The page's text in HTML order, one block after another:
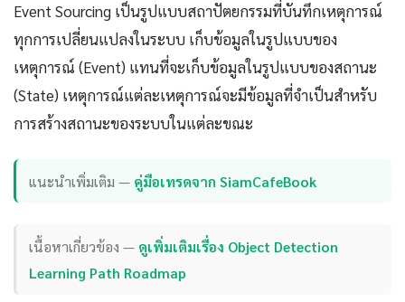
Event Sourcing เป็นรูปแบบสถาปัตยกรรมที่บันทึกเหตุการณ์
ทุกการเปลี่ยนแปลงในระบบ เก็บข้อมูลในรูปแบบของ
เหตุการณ์ (Event) แทนที่จะเก็บข้อมูลในรูปแบบของสถานะ
(State) เหตุการณ์แต่ละเหตุการณ์จะมีข้อมูลที่จำเป็นสำหรับ
การสร้างสถานะของระบบในแต่ละขณะ
แนะนำเพิ่มเติม — คู่มือเทรดจาก SiamCafeBook
เนื้อหาเกี่ยวข้อง — ดูเพิ่มเติมเรื่อง Object Detection
Learning Path Roadmap